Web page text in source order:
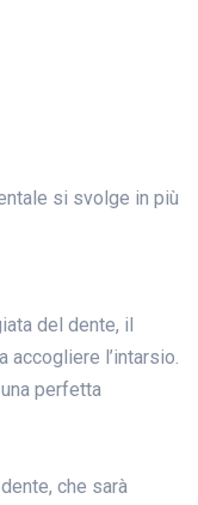
si svolge in più
del dente, il
l’intarsio.
perfetta
che sarà